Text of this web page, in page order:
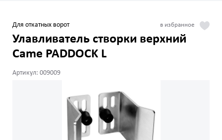
Для откатных ворот
Улавливатель створки верхний
Came PADDOCK L
Артикул: 009009